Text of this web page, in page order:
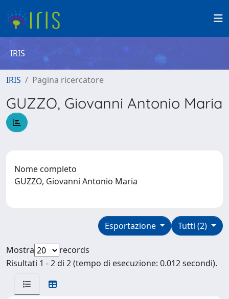
IRIS
IRIS Pagina ricercatore
GUZZO, Giovanni Antonio Maria
Nome completo
GUZZO, Giovanni Antonio Maria
Tutti (2)
Esportazione
Mostra
records
Risultati 1 - 2 di 2 (tempo di esecuzione: 0.012 secondi).